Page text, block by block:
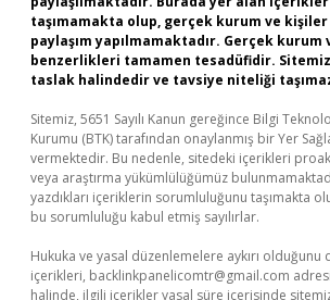
taşımamakta olup, gerçek kurum ve kişiler
paylaşım yapılmamaktadır. Gerçek
benzerlikleri tamamen tesadüfidir.
taslak halindedir ve tavsiye niteliği
Sitemiz, 5651 Sayılı Kanun gereğince Bilgi
Kurumu (BTK) tarafından onaylanmış bir Yer
vermektedir. Bu nedenle, sitedeki içerikleri
veya araştırma yükümlülüğümüz
yazdıkları içeriklerin sorumluluğunu taşımakta
bu sorumluluğu kabul etmiş sayılırlar.
Hukuka ve yasal düzenlemelere aykırı olduğunu
içerikleri, backlinkpanelicomtr@gmail.com
halinde, ilgili içerikler yasal süre içerisinde